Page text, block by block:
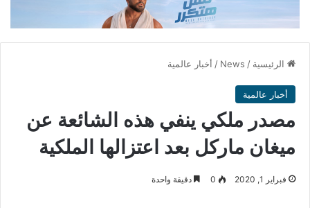
الرئيسية /
News
/ أخبار عالمية
أخبار عالمية
مصدر ملكي ينفي هذه الشائعة عن
ميغان ماركل بعد اعتزالها الملكية
فبراير 1, 2020 0 دقيقة واحدة